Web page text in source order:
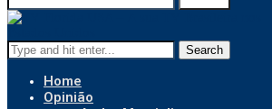
Search
Home
Opinião